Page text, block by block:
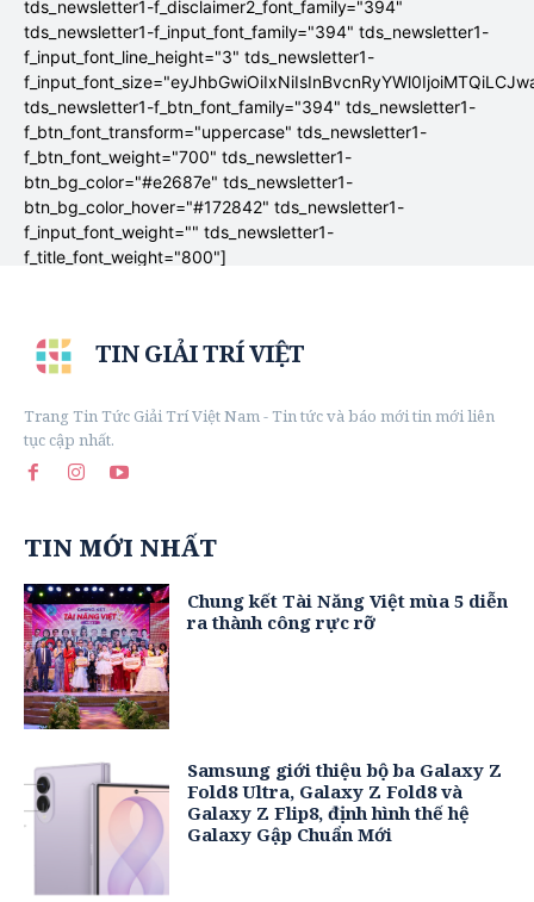
tds_newsletter1-f_disclaimer2_font_family="394"
tds_newsletter1-f_input_font_family="394" tds_newsletter1-
f_input_font_line_height="3" tds_newsletter1-
tds_newsletter1-f_btn_font_family="394" tds_newsletter1-
f_btn_font_transform="uppercase" tds_newsletter1-
f_btn_font_weight="700" tds_newsletter1-
btn_bg_color="#e2687e" tds_newsletter1-
btn_bg_color_hover="#172842" tds_newsletter1-
f_input_font_weight="" tds_newsletter1-
f_title_font_weight="800"]
TIN GIẢI TRÍ VIỆT
Trang Tin Tức Giải Trí Việt Nam - Tin tức và báo mới tin mới liên
tục cập nhất.
TIN MỚI NHẤT
Chung kết Tài Năng Việt mùa 5 diễn
ra thành công rực rỡ
Samsung giới thiệu bộ ba Galaxy Z
Fold8 Ultra, Galaxy Z Fold8 và
Galaxy Z Flip8, định hình thế hệ
Galaxy Gập Chuẩn Mới